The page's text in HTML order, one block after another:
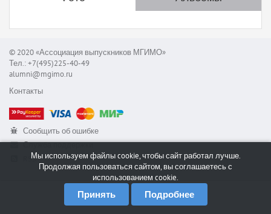
© 2020 «Ассоциация выпускников МГИМО»
Тел.: +7(495)225-40-49
alumni@mgimo.ru
Контакты
Сообщить об ошибке
Служба поддержки
RSSМы используем файлы cookie, чтобы сайт работал лучше.
Продолжая пользоваться сайтом, вы соглашаетесь с
использованием cookie.
Принять Подробнее